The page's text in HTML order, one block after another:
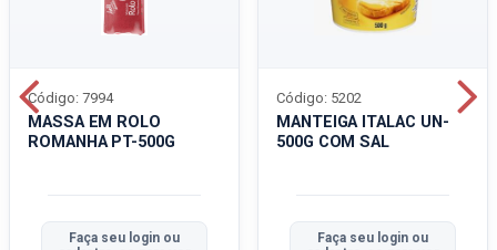
MASSA EM ROLO
ROMANHA PT-500G
Código: 7994
Faça seu login ou
MANTEIGA ITALAC UN-
500G COM SAL
Código: 5202
Faça seu login ou